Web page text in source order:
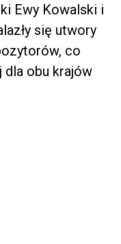
Ewy Kowalski i
się utwory
co
dla obu krajów